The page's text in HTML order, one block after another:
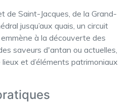
de Saint-Jacques, de la Grand-
jusqu’aux quais, un circuit
à la découverte des
saveurs d'antan ou actuelles,
et d’éléments patrimoniaux